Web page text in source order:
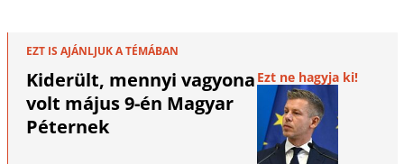
EZT IS AJÁNLJUK A TÉMÁBAN
Kiderült, mennyi vagyona
volt május 9-én Magyar
Péternek
Ezt ne hagyja ki!